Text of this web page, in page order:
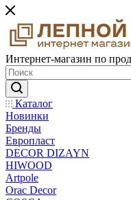
Интернет-магазин по
Каталог
Новинки
Бренды
Европласт
DECOR DIZAYN
HIWOOD
Artpole
Orac Decor